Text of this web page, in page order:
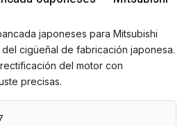
japoneses para Mitsubishi
cigüeñal de fabricación japonesa.
del motor con
precisas.